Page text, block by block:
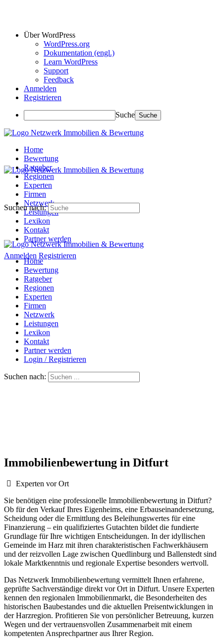
Über WordPress
WordPress.org
Dokumentation (engl.)
Learn WordPress
Support
Feedback
Anmelden
Registrieren
Suche
Home
Bewertung
Ratgeber
Regionen
Experten
Firmen
Netzwerk
Leistungen
Lexikon
Kontakt
Partner werden
Anmelden Registrieren
Suchen nach:
Home
Bewertung
Ratgeber
Regionen
Experten
Firmen
Netzwerk
Leistungen
Lexikon
Kontakt
Partner werden
Login / Registrieren
Suchen nach:
Immobilienbewertung in Ditfurt
Experten vor Ort
Sie benötigen eine professionelle Immobilienbewertung in Ditfurt?
Ob für den Verkauf Ihres Eigenheims, eine Erbauseinandersetzung,
Scheidung oder die Ermittlung des Beleihungswertes für eine
Finanzierung – ein qualifiziertes Gutachten bildet die fundierte
Grundlage für Ihre wichtigen Entscheidungen. In der idyllischen
Gemeinde im Harz mit ihren charakteristischen Fachwerkhäusern
und der reizvollen Lage zwischen Quedlinburg und Ballenstedt sind
lokale Marktkenntnis und regionale Expertise besonders wertvoll.
Das Netzwerk Immobilienbewertung vermittelt Ihnen erfahrene,
geprüfte Sachverständige direkt vor Ort in Ditfurt. Unsere Experten
kennen den regionalen Immobilienmarkt, die Besonderheiten des
historischen Baubestandes und die aktuellen Preisentwicklungen in
der Harzregion. Profitieren Sie von persönlicher Betreuung, kurzen
Wegen und der vertrauensvollen Zusammenarbeit mit einem
kompetenten Ansprechpartner aus Ihrer Region.